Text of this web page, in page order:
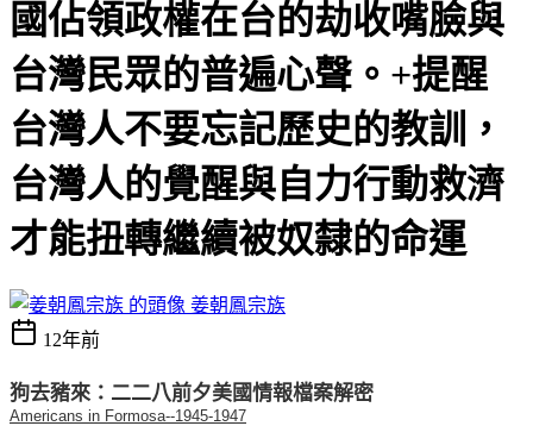
國佔領政權在台的劫收嘴臉與
台灣民眾的普遍心聲。+提醒
台灣人不要忘記歷史的教訓，
台灣人的覺醒與自力行動救濟
才能扭轉繼續被奴隸的命運
姜朝鳳宗族
12年前
狗去豬來：二二八前夕美國情報檔案解密
Americans in Formosa--1945-1947